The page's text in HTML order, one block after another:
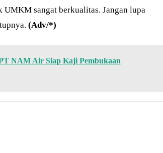
UMKM sangat berkualitas. Jangan lupa
(Adv/*)
NAM Air Siap Kaji Pembukaan